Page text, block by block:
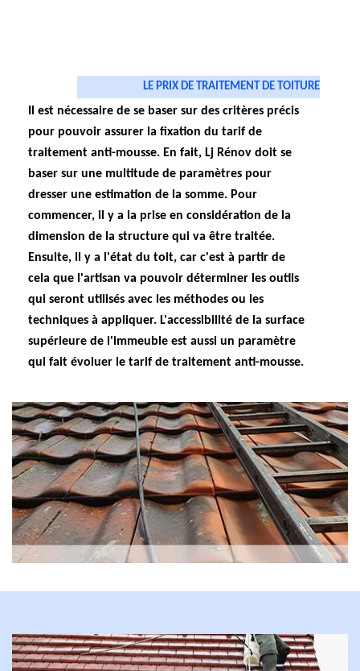
LE PRIX DE TRAITEMENT DE TOITURE
Il est nécessaire de se baser sur des critères précis
pour pouvoir assurer la fixation du tarif de
traitement anti-mousse. En fait, Lj Rénov doit se
baser sur une multitude de paramètres pour
dresser une estimation de la somme. Pour
commencer, il y a la prise en considération de la
dimension de la structure qui va être traitée.
Ensuite, il y a l'état du toit, car c'est à partir de
cela que l'artisan va pouvoir déterminer les outils
qui seront utilisés avec les méthodes ou les
techniques à appliquer. L'accessibilité de la surface
supérieure de l'immeuble est aussi un paramètre
qui fait évoluer le tarif de traitement anti-mousse.